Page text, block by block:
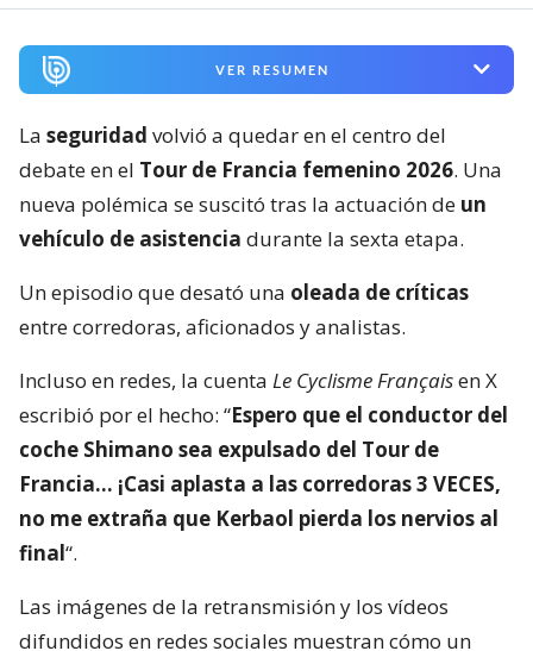
VER RESUMEN
La seguridad volvió a quedar en el centro del
debate en el Tour de Francia femenino 2026. Una
nueva polémica se suscitó tras la actuación de un
vehículo de asistencia durante la sexta etapa.
Un episodio que desató una oleada de críticas
entre corredoras, aficionados y analistas.
Incluso en redes, la cuenta Le Cyclisme Françaisen X
escribió por el hecho: “Espero que el conductor del
coche Shimano sea expulsado del Tour de
Francia… ¡Casi aplasta a las corredoras 3 VECES,
no me extraña que Kerbaol pierda los nervios al
final“.
Las imágenes de la retransmisión y los vídeos
difundidos en redes sociales muestran cómo un